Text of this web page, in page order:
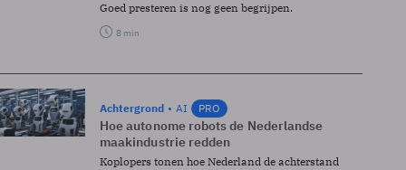
Goed presteren is nog geen begrijpen.
8 min
Achtergrond AI PRO
Hoe autonome robots de Nederlandse
maakindustrie redden
Koplopers tonen hoe Nederland de achterstand